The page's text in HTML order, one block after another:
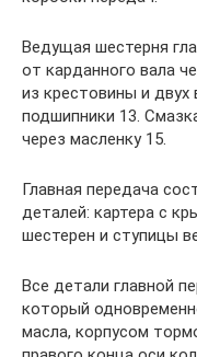
Ведущая шестерня
от карданного вала
из крестовины и
подшипники 13.
через масленку 15.
Главная передача
деталей: картера с
шестерен и ступицы
Все детали главной
который
масла, корпусом